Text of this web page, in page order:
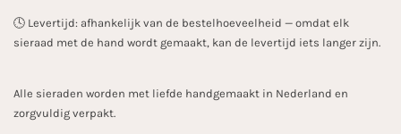
🕓 Levertijd: afhankelijk van de bestelhoeveelheid — omdat elk
sieraad met de hand wordt gemaakt, kan de levertijd iets langer zijn.
Alle sieraden worden met liefde handgemaakt in Nederland en
zorgvuldig verpakt.